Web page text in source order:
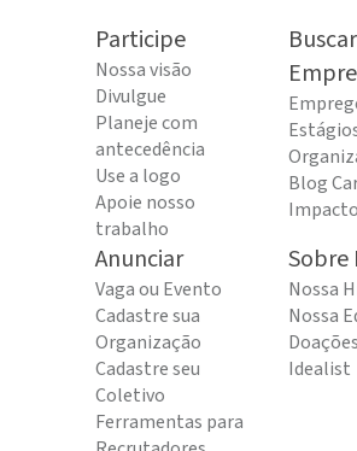
Participe
Nossa visão
Divulgue
Planeje com
antecedência
Use a logo
Apoie nosso
trabalho
Buscar
Blog
Impacto
Anunciar
Vaga ou Evento
Cadastre sua
Organização
Cadastre seu
Coletivo
Ferramentas para
Sobre
Nossa
Nossa
Idealist